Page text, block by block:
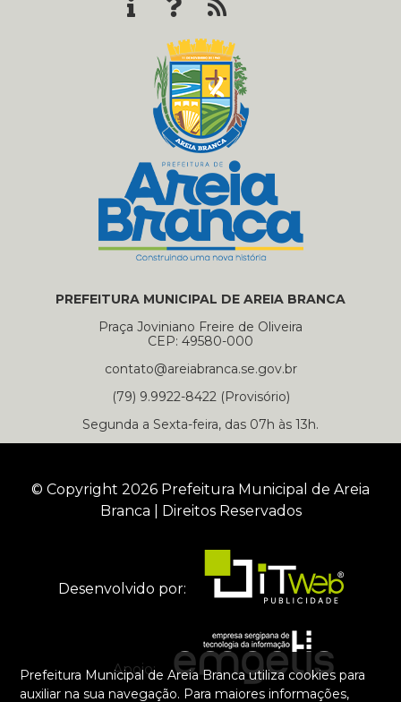
Prefeitura Municipal de Areia Branca utiliza cookies para
auxiliar na sua navegação. Para maiores informações,
PREFEITURA MUNICIPAL DE AREIA BRANCA
Praça Joviniano Freire de Oliveira
CEP: 49580-000
contato@areiabranca.se.gov.br
(79) 9.9922-8422 (Provisório)
Segunda a Sexta-feira, das 07h às 13h.
© Copyright 2026 Prefeitura Municipal de Areia
Branca | Direitos Reservados
Desenvolvido por:
Apoio: